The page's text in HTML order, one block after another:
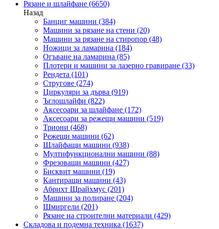
Рязане и шлайфане (6650)
Назад
Банциг машини (384)
Машини за рязане на стени (20)
Машини за рязане на стиропор (48)
Ножици за ламарина (184)
Огъване на ламарина (85)
Плотери и машини за лазерно гравиране (33)
Рендета (101)
Стругове (274)
Циркуляри за дърва (919)
Ъглошлайфи (822)
Аксесоари за шлайфане (172)
Аксесоари за режещи машини (519)
Триони (468)
Режещи машини (62)
Шлайфащи машини (938)
Мултифункционални машини (88)
Фрезоващи машини (427)
Бисквит машини (19)
Кантиращи машини (43)
Абрихт Щрайхмус (201)
Машини за полиране (204)
Шмиргели (201)
Рязане на строителни материали (429)
Складова и подемна техника (1637)